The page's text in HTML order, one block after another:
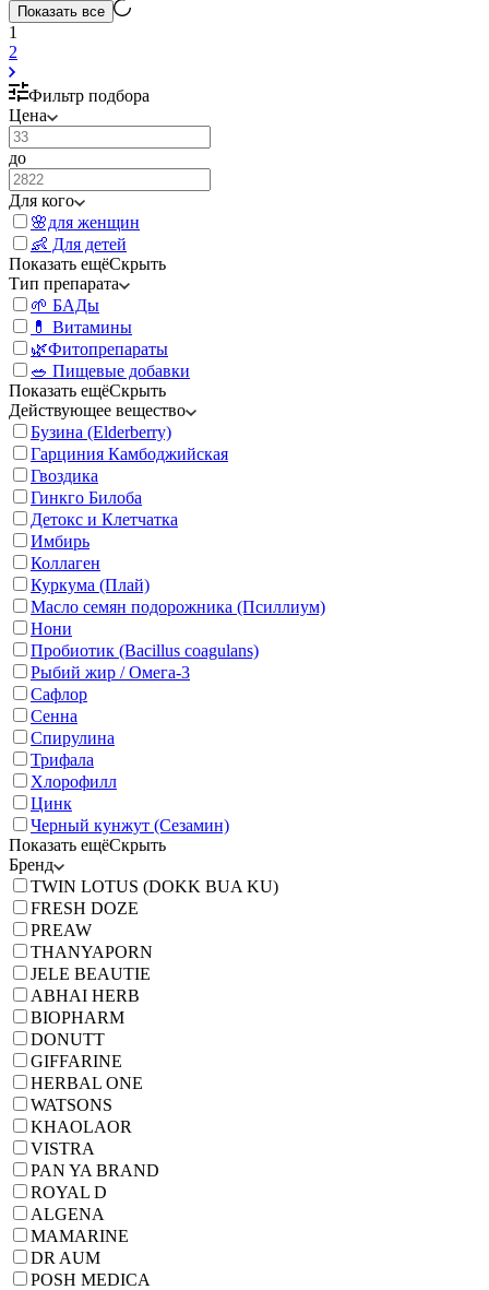
Показать все
1
2
Фильтр подбора
Цена
до
Для кого
🌸для женщин
👶 Для детей
Показать ещёСкрыть
Тип препарата
🌱 БАДы
💊 Витамины
🌿Фитопрепараты
🥗 Пищевые добавки
Показать ещёСкрыть
Действующее вещество
Бузина (Elderberry)
Гарциния Камбоджийская
Гвоздика
Гинкго Билоба
Детокс и Клетчатка
Имбирь
Коллаген
Куркума (Плай)
Масло семян подорожника (Псиллиум)
Нони
Пробиотик (Bacillus coagulans)
Рыбий жир / Омега-3
Сафлор
Сенна
Спирулина
Трифала
Хлорофилл
Цинк
Черный кунжут (Сезамин)
Показать ещёСкрыть
Бренд
TWIN LOTUS (DOKK BUA KU)
FRESH DOZE
PREAW
THANYAPORN
JELE BEAUTIE
ABHAI HERB
BIOPHARM
DONUTT
GIFFARINE
HERBAL ONE
WATSONS
KHAOLAOR
VISTRA
PAN YA BRAND
ROYAL D
ALGENA
MAMARINE
DR AUM
POSH MEDICA